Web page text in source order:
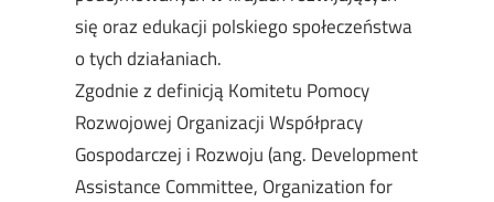
się oraz edukacji polskiego społeczeństwa
o tych działaniach.
Zgodnie z definicją Komitetu Pomocy
Rozwojowej Organizacji Współpracy
Gospodarczej i Rozwoju (ang. Development
Assistance Committee, Organization for